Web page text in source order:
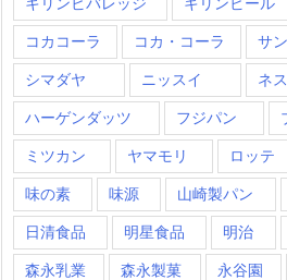
コカコーラ コカ・コーラ サ
シマダヤ ニッスイ ネ
ハーゲンダッツ フジパン
ミツカン ヤマモリ ロッテ
味の素 味源 山崎製パン
日清食品 明星食品 明治
森永乳業 森永製菓 永谷園